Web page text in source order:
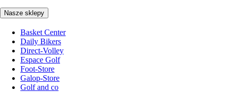
Nasze sklepy
Basket Center
Daily Bikers
Direct-Volley
Espace Golf
Foot-Store
Galop-Store
Golf and co